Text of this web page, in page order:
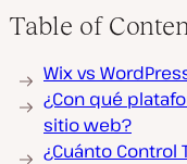
Table of
Wix vs
¿Con qué
sitio web?
¿Cuánto Control